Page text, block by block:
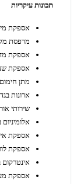
תכונות עיקריות
אספקת
מרפסת
אספקת
אספקת
מתן
ארונות
שירותי
אלומיניום
אספקת
אספקת
אינטרקום
אספקת